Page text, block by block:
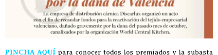
PINCHA AQUÍ para conocer todos los premiados y la subasta